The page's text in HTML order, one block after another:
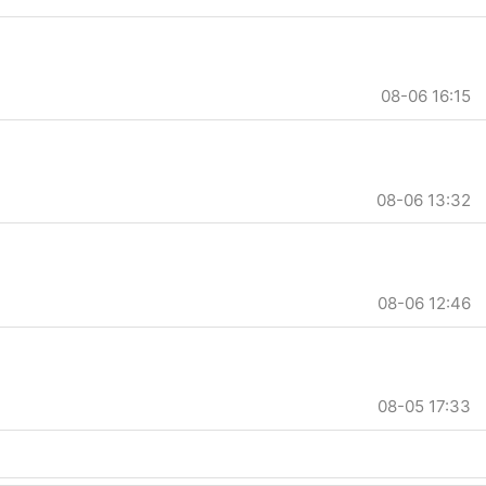
08-06 16:15
08-06 13:32
08-06 12:46
08-05 17:33